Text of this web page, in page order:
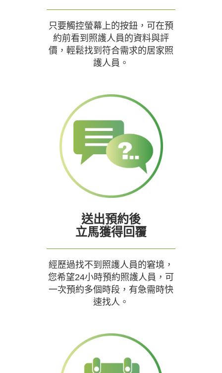
只要觸控螢幕上的按鈕，可在預
約前看到照護人員的資料與評
價，輕鬆找到符合需求的居家照
護人員。
送出預約後
立馬獲得回覆
經歷過找不到照護人員的窘境，
您希望24小時預約照護人員，可
一次預約多個時段，有急需時快
速找人。